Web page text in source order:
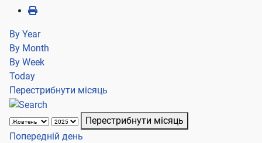
By Year
By Month
By Week
Today
Перестрибнути місяць
Перестрибнути місяць
Попередній день